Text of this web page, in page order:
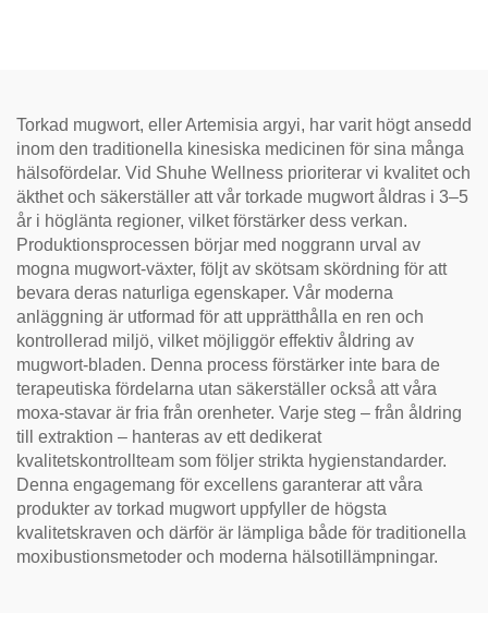
Torkad mugwort, eller Artemisia argyi, har varit högt ansedd
inom den traditionella kinesiska medicinen för sina många
hälsofördelar. Vid Shuhe Wellness prioriterar vi kvalitet och
äkthet och säkerställer att vår torkade mugwort åldras i 3–5
år i höglänta regioner, vilket förstärker dess verkan.
Produktionsprocessen börjar med noggrann urval av
mogna mugwort-växter, följt av skötsam skördning för att
bevara deras naturliga egenskaper. Vår moderna
anläggning är utformad för att upprätthålla en ren och
kontrollerad miljö, vilket möjliggör effektiv åldring av
mugwort-bladen. Denna process förstärker inte bara de
terapeutiska fördelarna utan säkerställer också att våra
moxa-stavar är fria från orenheter. Varje steg – från åldring
till extraktion – hanteras av ett dedikerat
kvalitetskontrollteam som följer strikta hygienstandarder.
Denna engagemang för excellens garanterar att våra
produkter av torkad mugwort uppfyller de högsta
kvalitetskraven och därför är lämpliga både för traditionella
moxibustionsmetoder och moderna hälsotillämpningar.